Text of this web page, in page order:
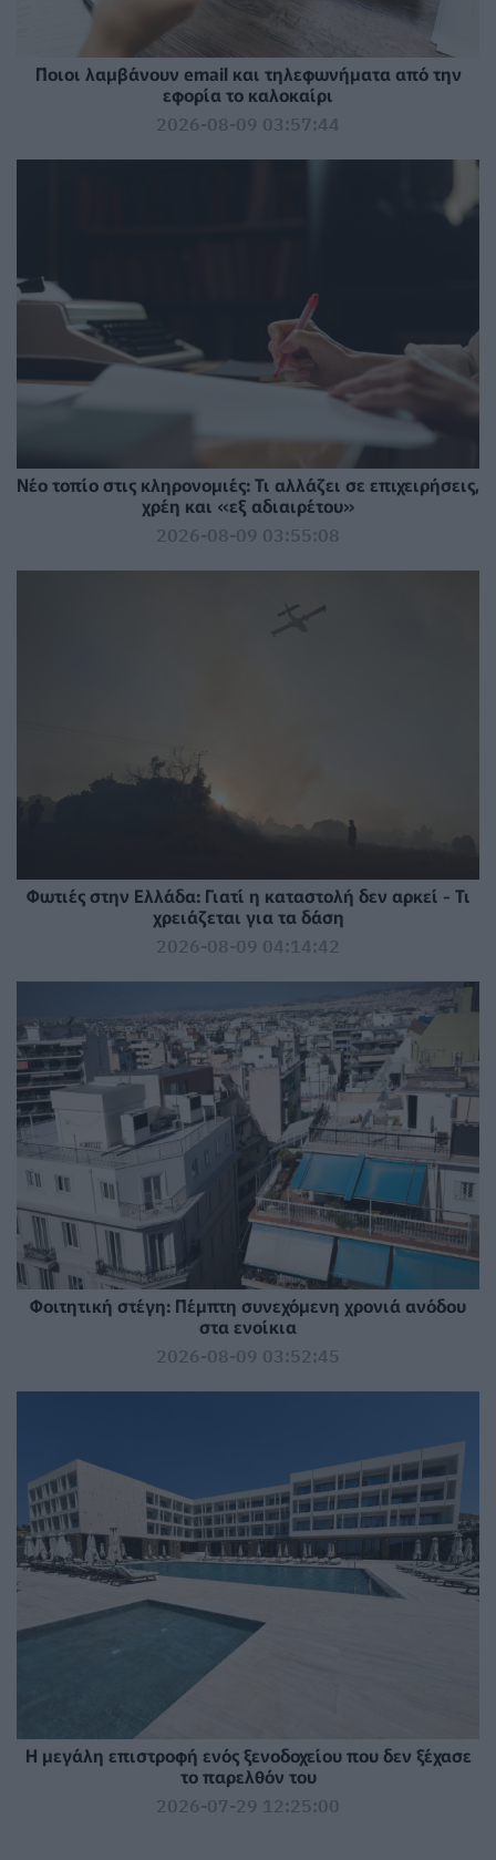
Ποιοι λαμβάνουν email και τηλεφωνήματα από την
εφορία το καλοκαίρι
2026-08-09 03:57:44
Νέο τοπίο στις κληρονομιές: Τι αλλάζει σε επιχειρήσεις,
χρέη και «εξ αδιαιρέτου»
2026-08-09 03:55:08
Φωτιές στην Ελλάδα: Γιατί η καταστολή δεν αρκεί - Τι
χρειάζεται για τα δάση
2026-08-09 04:14:42
Φοιτητική στέγη: Πέμπτη συνεχόμενη χρονιά ανόδου
στα ενοίκια
2026-08-09 03:52:45
Η μεγάλη επιστροφή ενός ξενοδοχείου που δεν ξέχασε
το παρελθόν του
2026-07-29 12:25:00